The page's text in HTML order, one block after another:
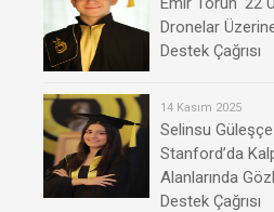
Dronelar
Destek Çağrısı
14 Kasım 2025
Selinsu
Stanford’da
Alanlarında
Destek Çağrısı